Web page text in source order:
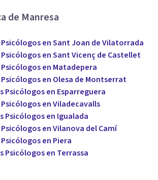
de Manresa
en Sant Joan de Vilatorrada
en Sant Vicenç de Castellet
en Matadepera
en Olesa de Montserrat
Psicólogos en Esparreguera
en Viladecavalls
Psicólogos en Igualada
en Vilanova del Camí
en Piera
Psicólogos en Terrassa